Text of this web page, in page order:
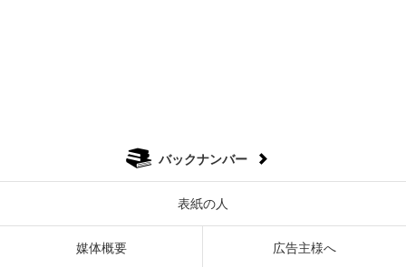
バックナンバー
表紙の人
媒体概要 広告主様へ